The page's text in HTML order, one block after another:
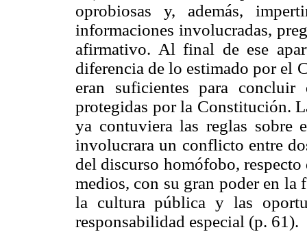
oprobiosas y, además,
informaciones involucradas,
afirmativo. Al final de ese
diferencia de lo estimado por el
eran suficientes para concluir
protegidas por la Constitución.
ya contuviera las reglas sobre
involucrara un conflicto entre
del discurso homófobo,
medios, con su gran poder en la
la cultura pública y las
responsabilidad especial (p. 61).